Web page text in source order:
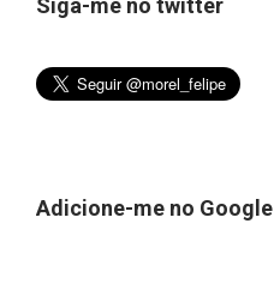
Siga-me no twitter
Adicione-me no Google